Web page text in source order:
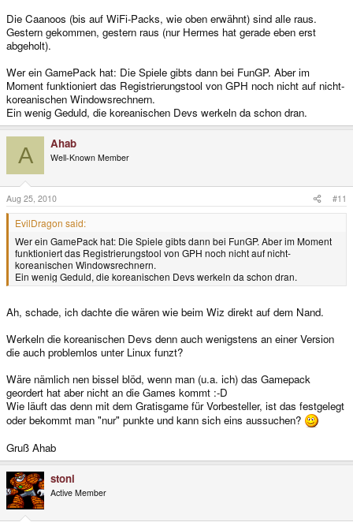
Die Caanoos (bis auf WiFi-Packs, wie oben erwähnt) sind alle raus.
Gestern gekommen, gestern raus (nur Hermes hat gerade eben erst
abgeholt).
Wer ein GamePack hat: Die Spiele gibts dann bei FunGP. Aber im
Moment funktioniert das Registrierungstool von GPH noch nicht auf nicht-
koreanischen Windowsrechnern.
Ein wenig Geduld, die koreanischen Devs werkeln da schon dran.
A Ahab
Well-Known Member
Aug 25, 2010 #11
EvilDragon said:
Wer ein GamePack hat: Die Spiele gibts dann bei FunGP. Aber im Moment
funktioniert das Registrierungstool von GPH noch nicht auf nicht-
koreanischen Windowsrechnern.
Ein wenig Geduld, die koreanischen Devs werkeln da schon dran.
Ah, schade, ich dachte die wären wie beim Wiz direkt auf dem Nand.
Werkeln die koreanischen Devs denn auch wenigstens an einer Version
die auch problemlos unter Linux funzt?
Wäre nämlich nen bissel blöd, wenn man (u.a. ich) das Gamepack
geordert hat aber nicht an die Games kommt :-D
Wie läuft das denn mit dem Gratisgame für Vorbesteller, ist das festgelegt
oder bekommt man "nur" punkte und kann sich eins aussuchen?
Gruß Ahab
stoni
Active Member